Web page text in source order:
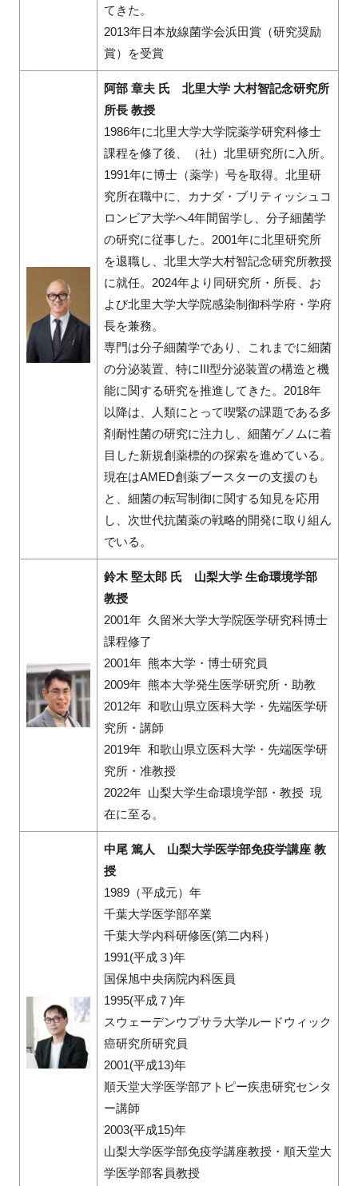
てきた。
2013年日本放線菌学会浜田賞（研究奨励
賞）を受賞
阿部 章夫 氏 北里大学 大村智記念研究所
所長 教授
1986年に北里大学大学院薬学研究科修士
課程を修了後、（社）北里研究所に入所。
1991年に博士（薬学）号を取得。北里研
究所在職中に、カナダ・ブリティッシュコ
ロンビア大学へ4年間留学し、分子細菌学
の研究に従事した。2001年に北里研究所
を退職し、北里大学大村智記念研究所教授
に就任。2024年より同研究所・所長、お
よび北里大学大学院感染制御科学府・学府
長を兼務。
専門は分子細菌学であり、これまでに細菌
の分泌装置、特にIII型分泌装置の構造と機
能に関する研究を推進してきた。2018年
以降は、人類にとって喫緊の課題である多
剤耐性菌の研究に注力し、細菌ゲノムに着
目した新規創薬標的の探索を進めている。
現在はAMED創薬ブースターの支援のも
と、細菌の転写制御に関する知見を応用
し、次世代抗菌薬の戦略的開発に取り組ん
でいる。
鈴木 堅太郎 氏 山梨大学 生命環境学部
教授
2001年 久留米大学大学院医学研究科博士
課程修了
2001年 熊本大学・博士研究員
2009年 熊本大学発生医学研究所・助教
2012年 和歌山県立医科大学・先端医学研
究所・講師
2019年 和歌山県立医科大学・先端医学研
究所・准教授
2022年 山梨大学生命環境学部・教授 現
在に至る。
中尾 篤人 山梨大学医学部免疫学講座 教
授
1989（平成元）年
千葉大学医学部卒業
千葉大学内科研修医(第二内科）
1991(平成３)年
国保旭中央病院内科医員
1995(平成７)年
スウェーデンウプサラ大学ルードウィック
癌研究所研究員
2001(平成13)年
順天堂大学医学部アトピー疾患研究センタ
ー講師
2003(平成15)年
山梨大学医学部免疫学講座教授・順天堂大
学医学部客員教授